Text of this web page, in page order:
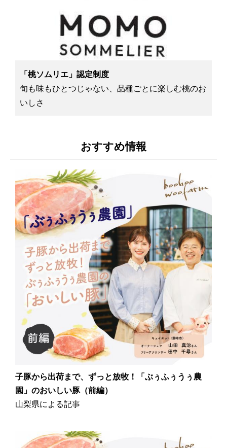
「桃ソムリエ」認定制度
旬も味もひとつじゃない、品種ごとに楽しむ桃のお
いしさ
おすすめ情報
子豚から出荷まで、ずっと放牧！「ぶぅふぅうぅ農
園」のおいしい豚（前編）
山梨県による記事